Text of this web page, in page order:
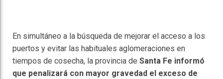
En simultáneo a la búsqueda de mejorar el acceso a los
puertos y evitar las habituales aglomeraciones en
tiempos de cosecha, la provincia de Santa Fe informó
que penalizará con mayor gravedad el exceso de